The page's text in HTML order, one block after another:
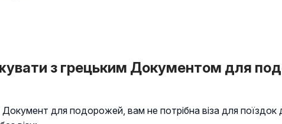
з грецьким Документом для
Документ для подорожей, вам не потрібна віза для